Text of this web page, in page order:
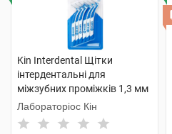
Kin Interdental Щітки
інтердентальні для
міжзубних проміжків 1,3 мм
6 шт
Лабораторіос Кін